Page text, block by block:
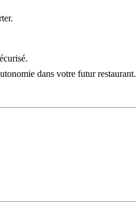
dans votre futur restaurant.